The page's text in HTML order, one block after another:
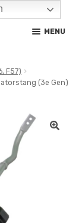
MENU
F57)
(3e Gen)